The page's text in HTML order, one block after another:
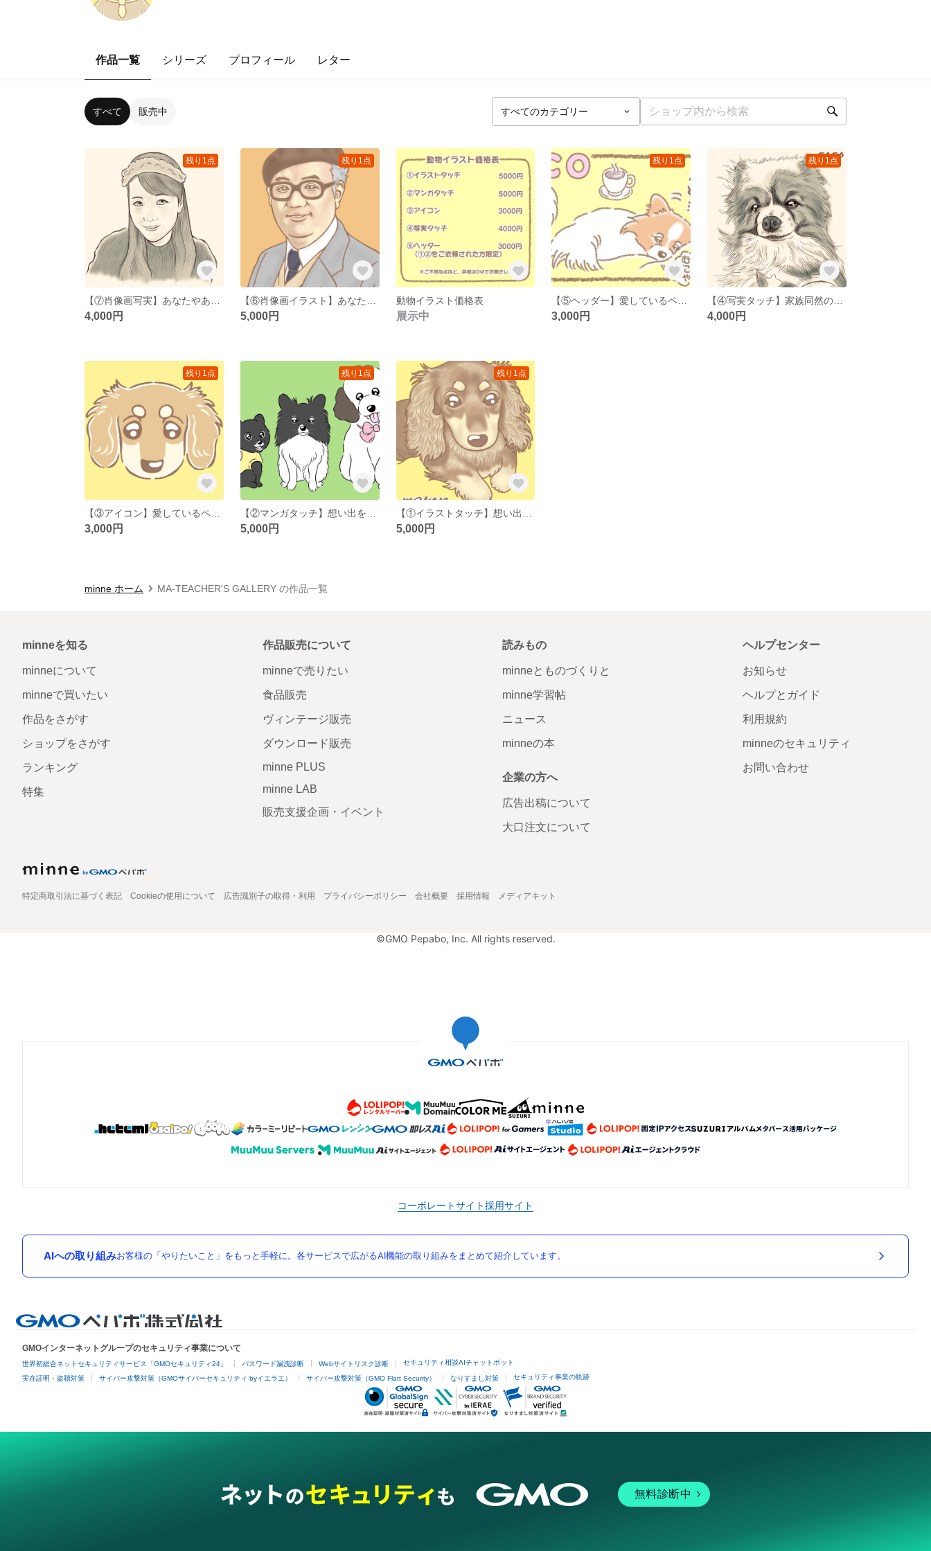
作品一覧 シリーズ プロフィール レター
すべて 販売中
残り1点
4,000円
残り1点
5,000円
動物イラスト価格表
展示中
残り1点
3,000円
残り1点
4,000円
残り1点
3,000円
残り1点
5,000円
残り1点
5,000円
minne ホーム MA-TEACHER'S GALLERY の作品一覧
minneを知る
minneについて
minneで買いたい
作品をさがす
ショップをさがす
ランキング
特集
作品販売について
minneで売りたい
食品販売
ヴィンテージ販売
ダウンロード販売
minne PLUS
minne LAB
販売支援企画・イベント
読みもの
minneとものづくりと
minne学習帖
ニュース
minneの本
企業の方へ
広告出稿について
大口注文について
ヘルプセンター
お知らせ
ヘルプとガイド
利用規約
minneのセキュリティ
お問い合わせ
特定商取引法に基づく表記 Cookieの使用について 広告識別子の取得・利用 プライバシーポリシー 会社概要 採用情報 メディアキット
©GMO Pepabo, Inc. All rights reserved.
コーポレートサイト採用サイト
AIへの取り組みお客様の「やりたいこと」をもっと手軽に。各サービスで広がるAI機能の取り組みをまとめて紹介しています。
GMOインターネットグループのセキュリティ事業について
世界初総合ネットセキュリティサービス「GMOセキュリティ24」 パスワード漏洩診断 Webサイトリスク診断 セキュリティ相談AIチャットボット
実在証明・盗聴対策 サイバー攻撃対策（GMOサイバーセキュリティ byイエラエ） サイバー攻撃対策（GMO Flatt Security） なりすまし対策 セキュリティ事業の軌跡
無料診断中